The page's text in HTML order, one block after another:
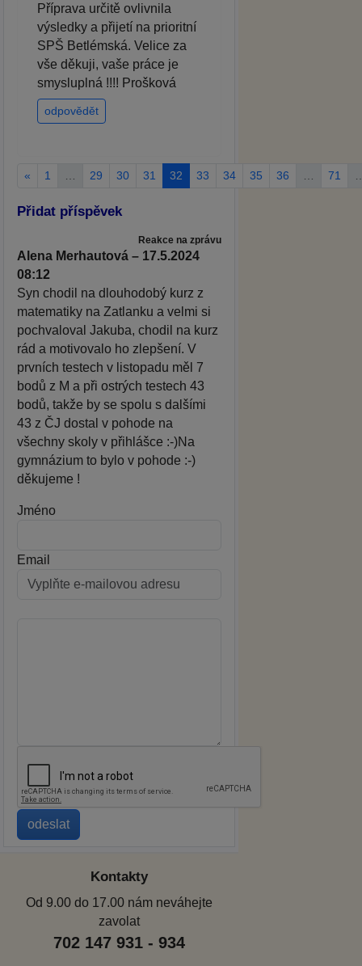
Příprava určitě ovlivnila
výsledky a přijetí na prioritní
SPŠ Betlémská. Velice za
vše děkuji, vaše práce je
smysluplná !!!! Prošková
odpovědět
« 1 29 30 31 32 33 34 35 36 71
Přidat příspěvek
Reakce na zprávu
Alena Merhautová – 17.5.2024
08:12
Syn chodil na dlouhodobý kurz z
matematiky na Zatlanku a velmi si
pochvaloval Jakuba, chodil na kurz
rád a motivovalo ho zlepšení. V
prvních testech v listopadu měl 7
bodů z M a při ostrých testech 43
bodů, takže by se spolu s dalšími
43 z ČJ dostal v pohode na
všechny skoly v přihlášce :-)Na
gymnázium to bylo v pohode :-)
děkujeme !
Jméno
Email
Kontakty
Od 9.00 do 17.00 nám neváhejte
zavolat
702 147 931 - 934